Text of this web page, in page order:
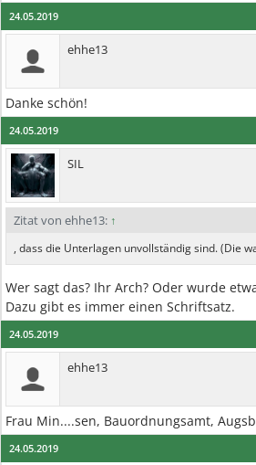
24.05.2019
ehhe13
Danke schön!
24.05.2019
SIL
Zitat von ehhe13: ↑
, dass die Unterlagen unvollständig sind. (Die
Wer sagt das? Ihr Arch? Oder wurde
Dazu gibt es immer einen Schriftsatz.
24.05.2019
ehhe13
Frau Min....sen, Bauordnungsamt,
24.05.2019